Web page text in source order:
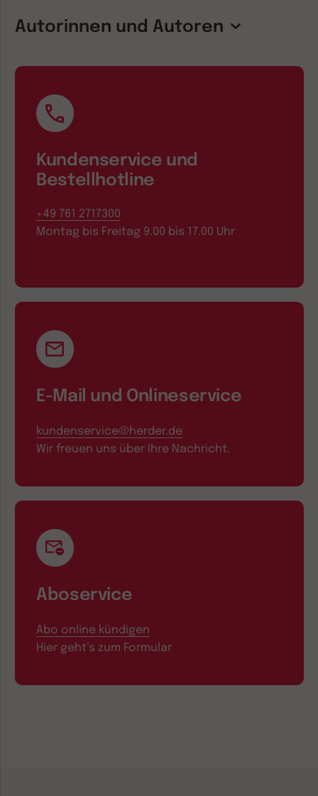
Autorinnen und Autoren
Kundenservice und
Bestellhotline
+49 761 2717300
Montag bis Freitag 9.00 bis 17.00 Uhr
E-Mail und Onlineservice
kundenservice@herder.de
Wir freuen uns über Ihre Nachricht.
Aboservice
Abo online kündigen
Hier geht’s zum Formular